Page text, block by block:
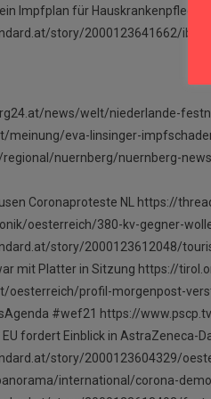
Impfplan für Hauskrankenpflege
story/2000123641662/
news/welt/niederlande-
meinung/eva-linsinger-
regional/nuernberg/nuernberg-
Coronaproteste NL https://
oesterreich/380-kv-gegner-
story/2000123612048/
mit Platter in Sitzung https://
oesterreich/profil-morgenpost-
#wef21 https://
fordert Einblick in AstraZeneca-
story/2000123604329/
international/corona-